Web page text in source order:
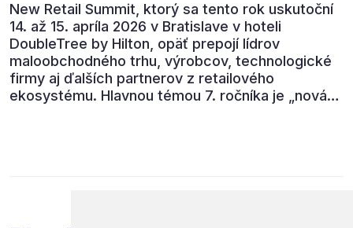
New Retail Summit, ktorý sa tento rok uskutoční
14. až 15. apríla 2026 v Bratislave v hoteli
DoubleTree by Hilton, opäť prepojí lídrov
maloobchodného trhu, výrobcov, technologické
firmy aj ďalších partnerov z retailového
ekosystému. Hlavnou témou 7. ročníka je „nová